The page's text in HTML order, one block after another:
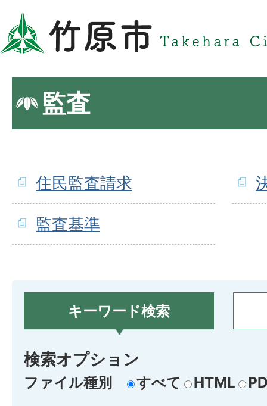
監査
住民監査請求
監査基準
キーワード検索
検索オプション
ファイル種別 すべて HTML